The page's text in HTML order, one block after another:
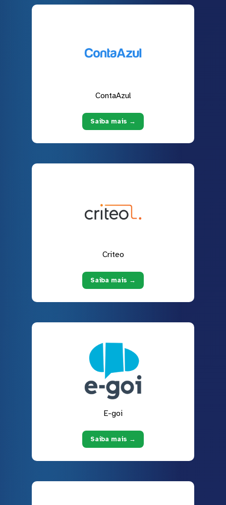
ContaAzul
Saiba mais →
Criteo
Saiba mais →
E-goi
Saiba mais →